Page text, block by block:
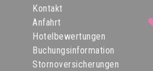
Kontakt
Anfahrt
Hotelbewertungen
Buchungsinformation
Stornoversicherungen